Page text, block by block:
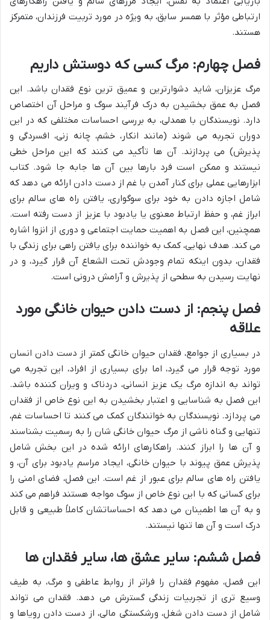
ارتباطی مؤثر با همسر سابق، به ویژه در مورد تربیت فرزندان، متمرکز
هستند.
فصل چهارم: مرگ کسی که دوستش داریم
مرگ عزیزان، شاید دشوارترین و عمیق ترین نوع فقدان باشد. این
فصل به عمق بخشیدن به درک فرآیند سوگ و مراحل آن اختصاص
دارد. نویسندگان با همدلی، به بررسی احساسات مختلفی که در این
دوران تجربه می شوند (مانند انکار، خشم، چانه زنی، افسردگی و
پذیرش) می پردازند. آن ها تأکید می کنند که این مراحل خطی
نیستند و ممکن است فرد بارها بین آن ها جابه جا شود. کتاب
ابزارهایی عملی برای کنار آمدن با غم از دست دادن ارائه می دهد که
شامل اجازه دادن به خود برای سوگواری، یافتن راه های سالم برای
ابراز غم، و حفظ ارتباط معنوی یا یادبود با عزیز از دست رفته است.
همچنین، این فصل به اهمیت حمایت اجتماعی و دوری از انزوا اشاره
می کند. هدف نهایی، کمک به خواننده برای یافتن راهی برای زندگی با
فقدان، بدون اینکه تمام وجودش تحت الشعاع آن قرار گیرد، و در
نهایت رسیدن به سطحی از پذیرش و آرامش درونی است.
فصل پنجم: از دست دادن حیوان خانگی مورد
علاقه
در بسیاری از جوامع، فقدان حیوان خانگی کمتر از دست دادن انسان
مورد توجه قرار می گیرد، اما برای بسیاری از افراد، این تجربه می
تواند به اندازه مرگ یک عزیز انسانی، دردناک و ویران کننده باشد.
این فصل به شناسایی و اعتبار بخشیدن به این نوع خاص از فقدان
می پردازد. نویسندگان به خوانندگان کمک می کنند تا احساسات غم،
تنهایی و گناه ناشی از مرگ حیوان خانگی شان را به رسمیت بشناسند
و آن ها را ابراز کنند. راهکارهای ارائه شده در این بخش شامل
پذیرش عمق پیوند با حیوان خانگی، ایجاد مراسم یادبود برای آن، و
یافتن راه های سالم برای عبور از غم است. این فصل، فضای امنی را
برای کسانی که با این نوع خاص از سوگ مواجه هستند فراهم می کند
و به آن ها اطمینان می دهد که احساساتشان کاملاً طبیعی و قابل
درک است و آن ها تنها نیستند.
فصل ششم: سایر عشق ها، سایر فقدان ها
این فصل، مفهوم فقدان را فراتر از روابط عاطفی و مرگ، به طیف
وسیع تری از تجربیات زندگی گسترش می دهد. فقدان می تواند
شامل از دست دادن شغل، ورشکستگی مالی، از دست دادن رویاها و